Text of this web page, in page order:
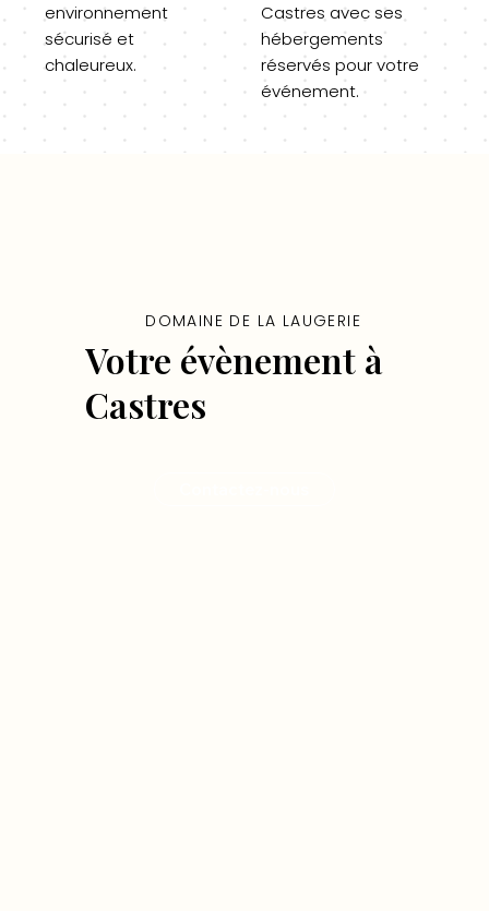
environnement
sécurisé et
chaleureux.
Castres avec ses
hébergements
réservés pour votre
événement.
DOMAINE DE LA LAUGERIE
Votre évènement à
Castres